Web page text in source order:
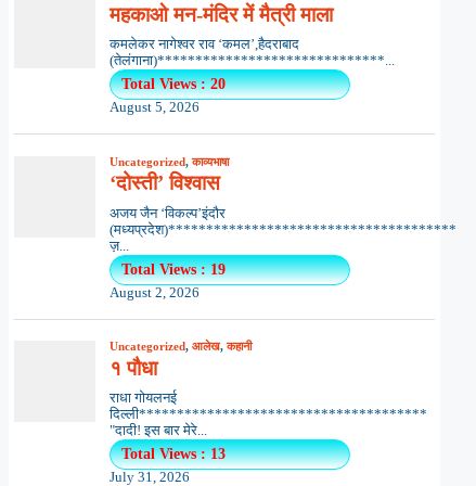
महकाओ मन-मंदिर में मैत्री माला
कमलेकर नागेश्वर राव ‘कमल’,हैदराबाद
(तेलंगाना)******************************...
Total Views : 20
August 5, 2026
Uncategorized,काव्यभाषा
‘दोस्ती’ विश्वास
अजय जैन ‘विकल्प’इंदौर
(मध्यप्रदेश)**************************************
ज़...
Total Views : 19
August 2, 2026
Uncategorized, आलेख,कहानी
१ पौधा
राधा गोयलनई
दिल्ली**************************************
"दादी! इस बार मेरे...
Total Views : 13
July 31, 2026